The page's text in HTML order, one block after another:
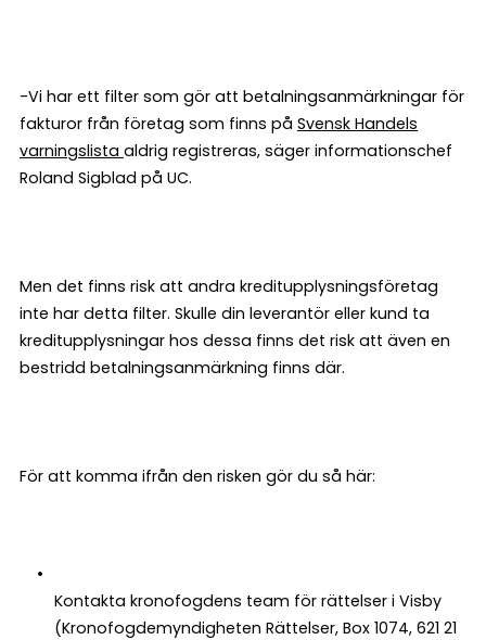
-Vi har ett filter som gör att betalningsanmärkningar för
fakturor från företag som finns på Svensk Handels
varningslista aldrig registreras, säger informationschef
Roland Sigblad på UC.
Men det finns risk att andra kreditupplysningsföretag
inte har detta filter. Skulle din leverantör eller kund ta
kreditupplysningar hos dessa finns det risk att även en
bestridd betalningsanmärkning finns där.
För att komma ifrån den risken gör du så här:
Kontakta kronofogdens team för rättelser i Visby
(Kronofogdemyndigheten Rättelser, Box 1074, 621 21